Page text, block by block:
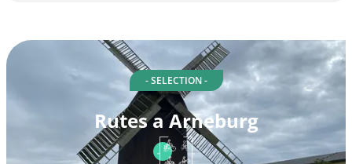
- SELECTION -
Rutes a Arneburg